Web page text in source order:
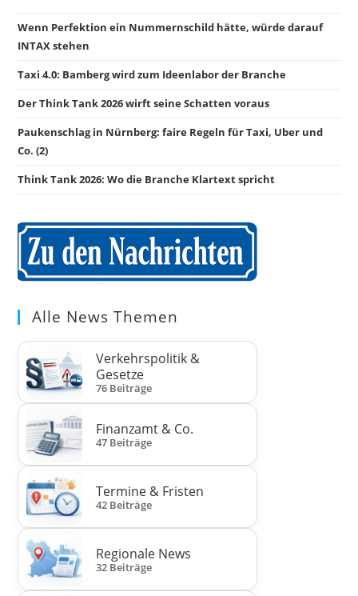
Wenn Perfektion ein Nummernschild hätte, würde darauf
INTAX stehen
Taxi 4.0: Bamberg wird zum Ideenlabor der Branche
Der Think Tank 2026 wirft seine Schatten voraus
Paukenschlag in Nürnberg: faire Regeln für Taxi, Uber und
Co. (2)
Think Tank 2026: Wo die Branche Klartext spricht
Alle News Themen
Verkehrspolitik &
Gesetze
76 Beiträge
Finanzamt & Co.
47 Beiträge
Termine & Fristen
42 Beiträge
Regionale News
32 Beiträge